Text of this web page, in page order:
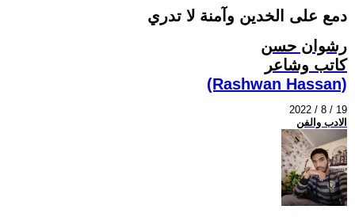
دمع على الخدين وآمنة لا تدري
رشوان حسن
كاتب وشاعر
(Rashwan Hassan)
2022 / 8 / 19
الادب والفن